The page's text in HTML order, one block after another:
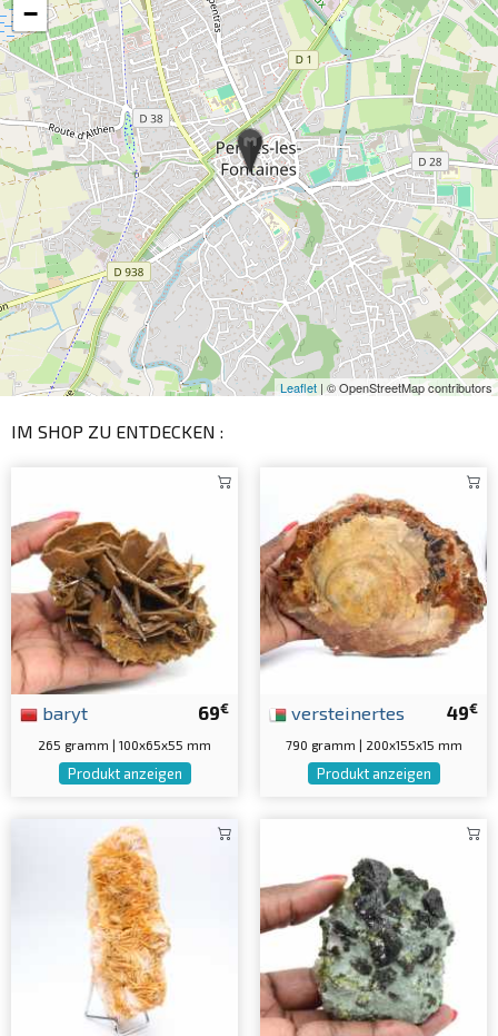
−
Leaflet | © OpenStreetMap contributors
IM SHOP ZU ENTDECKEN :
69€
baryt
265 gramm | 100x65x55 mm
Produkt anzeigen
49€
versteinertes
790 gramm | 200x155x15 mm
Produkt anzeigen